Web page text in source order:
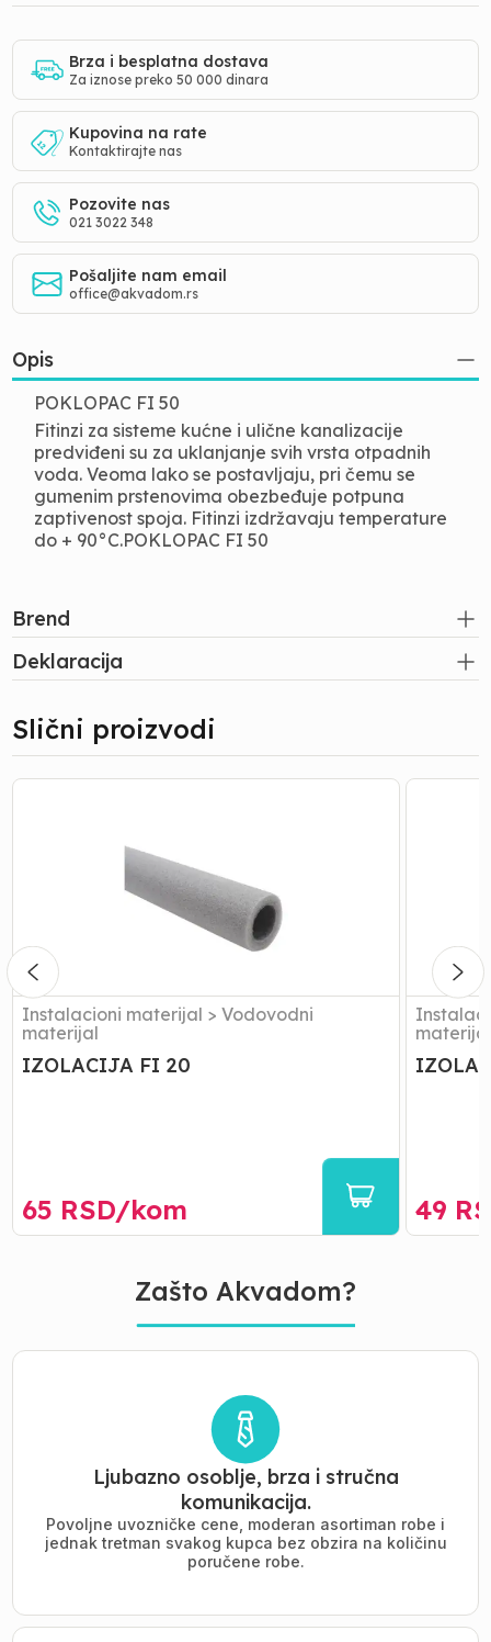
Brza i besplatna dostava
Za iznose preko 50 000 dinara
Kupovina na rate
Kontaktirajte nas
Pozovite nas
021 3022 348
Pošaljite nam email
office@akvadom.rs
Opis
POKLOPAC FI 50
Fitinzi za sisteme kućne i ulične kanalizacije
predviđeni su za uklanjanje svih vrsta otpadnih
voda. Veoma lako se postavljaju, pri čemu se
gumenim prstenovima obezbeđuje potpuna
zaptivenost spoja. Fitinzi izdržavaju temperature
do + 90°C.POKLOPAC FI 50
Brend
Deklaracija
Slični proizvodi
IZOLACIJA
Instalacioni materijal > Vodovodni
materijal
IZOLACIJA FI 20
65 RSD/kom 49
Zašto Akvadom?
Ljubazno osoblje, brza i stručna
komunikacija.
Povoljne uvozničke cene, moderan asortiman robe i
jednak tretman svakog kupca bez obzira na količinu
poručene robe.